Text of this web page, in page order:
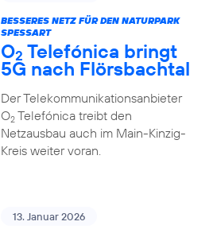
BESSERES NETZ FÜR DEN NATURPARK
SPESSART
O2 Telefónica bringt
5G nach Flörsbachtal
Der Telekommunikationsanbieter
O2Telefónica treibt den
Netzausbau auch im Main-Kinzig-
Kreis weiter voran.
13. Januar 2026